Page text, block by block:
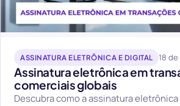
ASSINATURA ELETRÔNICA E DIGITAL 18
Assinatura eletrônica em
comerciais globais
Descubra como a assinatura